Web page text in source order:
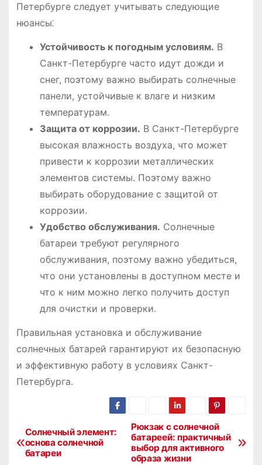
Петербурге следует учитывать следующие
нюансы⁚
Устойчивость к погодным условиям. В
Санкт-Петербурге часто идут дожди и
снег, поэтому важно выбирать солнечные
панели, устойчивые к влаге и низким
температурам.
Защита от коррозии. В Санкт-Петербурге
высокая влажность воздуха, что может
привести к коррозии металлических
элементов системы. Поэтому важно
выбирать оборудование с защитой от
коррозии.
Удобство обслуживания. Солнечные
батареи требуют регулярного
обслуживания, поэтому важно убедиться,
что они установлены в доступном месте и
что к ним можно легко получить доступ
для очистки и проверки.
Правильная установка и обслуживание
солнечных батарей гарантируют их безопасную
и эффективную работу в условиях Санкт-
Петербурга.
Н
Рюкзак с солнечной
батареей: практичный
выбор для активного
образа жизни
Солнечный элемент:
основа солнечной
батареи